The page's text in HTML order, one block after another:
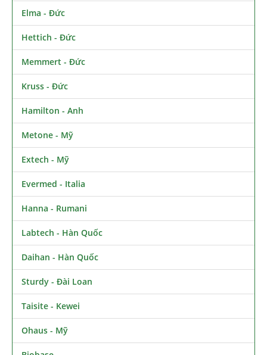
Elma - Đức
Hettich - Đức
Memmert - Đức
Kruss - Đức
Hamilton - Anh
Metone - Mỹ
Extech - Mỹ
Evermed - Italia
Hanna - Rumani
Labtech - Hàn Quốc
Daihan - Hàn Quốc
Sturdy - Đài Loan
Taisite - Kewei
Ohaus - Mỹ